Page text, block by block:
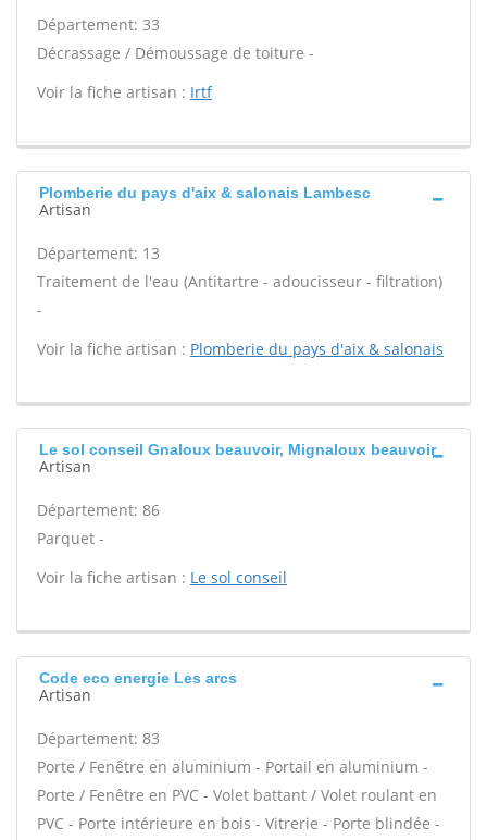
Département: 33
Décrassage / Démoussage de toiture -
Voir la fiche artisan : Irtf
Plomberie du pays d'aix & salonais Lambesc
Artisan
Département: 13
Traitement de l'eau (Antitartre - adoucisseur - filtration)
-
Voir la fiche artisan : Plomberie du pays d'aix & salonais
Le sol conseil Gnaloux beauvoir, Mignaloux beauvoir
Artisan
Département: 86
Parquet -
Voir la fiche artisan : Le sol conseil
Code eco energie Les arcs
Artisan
Département: 83
Porte / Fenêtre en aluminium - Portail en aluminium -
Porte / Fenêtre en PVC - Volet battant / Volet roulant en
PVC - Porte intérieure en bois - Vitrerie - Porte blindée -